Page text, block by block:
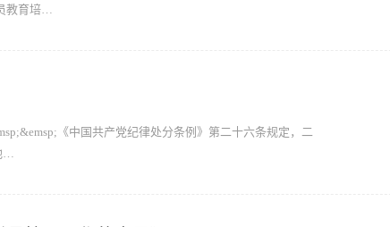
教育培…
《中国共产党纪律处分条例》第二十六条规定，二
…